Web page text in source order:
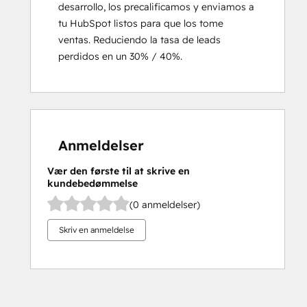
desarrollo, los precalificamos y enviamos a
tu HubSpot listos para que los tome
ventas. Reduciendo la tasa de leads
perdidos en un 30% / 40%.
Anmeldelser
Vær den første til at skrive en
kundebedømmelse
(0 anmeldelser)
Skriv en anmeldelse